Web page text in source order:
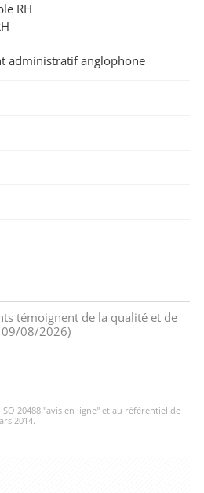
RH
administratif anglophone
témoignent de la qualité et de
09/08/2026)
20488 "avis en ligne" et au référentiel de
2014.